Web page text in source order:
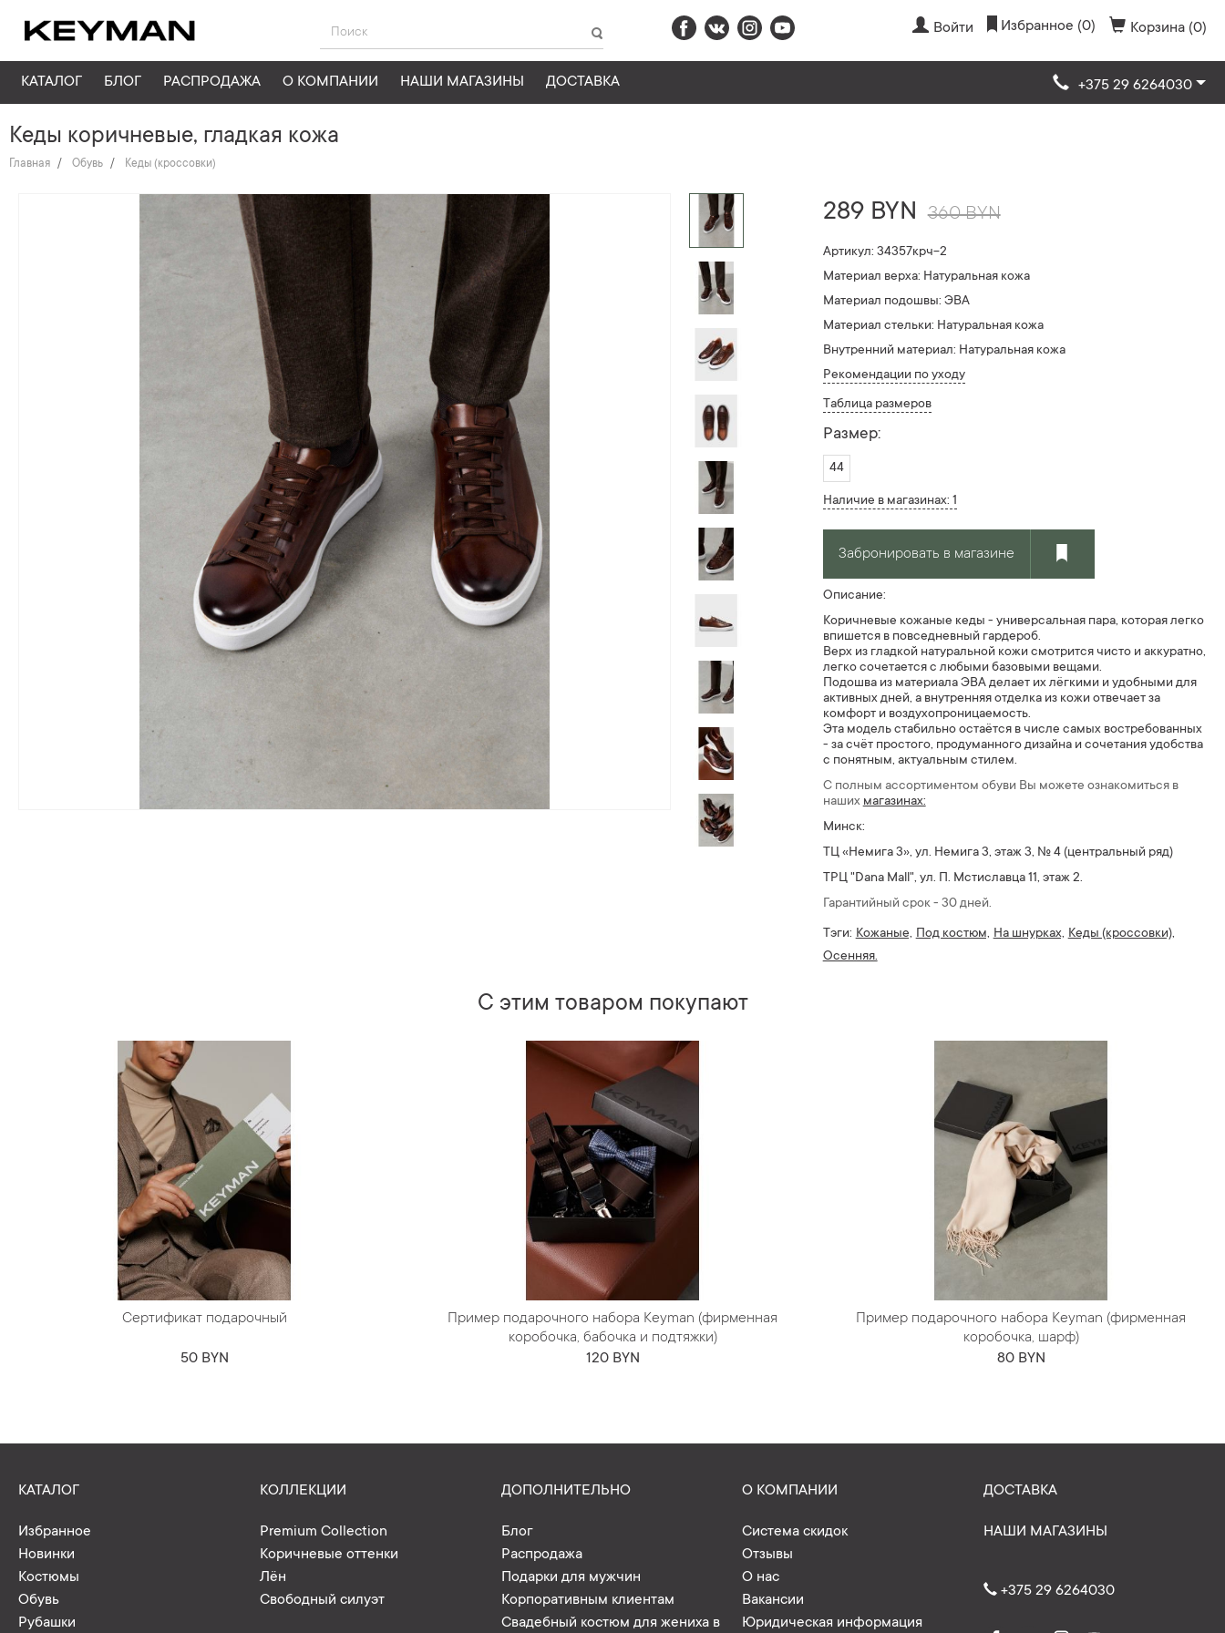
Войти Избранное (0) Корзина (0)
КАТАЛОГ О КОМПАНИИ НАШИ МАГАЗИНЫ ДОСТАВКА
РАСПРОДАЖА
БЛОГ +375 29 6264030
Кеды коричневые, гладкая кожа
Главная Обувь Кеды (кроссовки)
289 BYN 360 BYN
Артикул: 34357крч-2
Материал верха: Натуральная кожа
Материал подошвы: ЭВА
Материал стельки: Натуральная кожа
Внутренний материал: Натуральная кожа
Рекомендации по уходу
Таблица размеров
Размер:
44
Наличие в магазинах: 1
Забронировать в магазине
Описание:
Коричневые кожаные кеды - универсальная пара, которая легко
впишется в повседневный гардероб.
Верх из гладкой натуральной кожи смотрится чисто и аккуратно,
легко сочетается с любыми базовыми вещами.
Подошва из материала ЭВА делает их лёгкими и удобными для
активных дней, а внутренняя отделка из кожи отвечает за
комфорт и воздухопроницаемость.
Эта модель стабильно остаётся в числе самых востребованных
- за счёт простого, продуманного дизайна и сочетания удобства
с понятным, актуальным стилем.
С полным ассортиментом обуви Вы можете ознакомиться в
наших магазинах:
Минск:
ТЦ «Немига 3», ул. Немига 3, этаж 3, № 4 (центральный ряд)
ТРЦ "Dana Mall", ул. П. Мстиславца 11, этаж 2.
Гарантийный срок - 30 дней.
Тэги: Кожаные, Под костюм, На шнурках, Кеды (кроссовки),
Осенняя.
С этим товаром покупают
Сертификат подарочный
50 BYN
Пример подарочного набора Keyman (фирменная
коробочка, бабочка и подтяжки)
120 BYN
Пример подарочного набора Keyman (фирменная
коробочка, шарф)
80 BYN
КАТАЛОГ
Избранное
Новинки
Костюмы
Обувь
Рубашки
КОЛЛЕКЦИИ
Premium Collection
Коричневые оттенки
Лён
Свободный силуэт
ДОПОЛНИТЕЛЬНО
Блог
Распродажа
Подарки для мужчин
Корпоративным клиентам
Свадебный костюм для жениха в
О КОМПАНИИ
Система скидок
Отзывы
О нас
Вакансии
Юридическая информация
ДОСТАВКА
НАШИ МАГАЗИНЫ
+375 29 6264030